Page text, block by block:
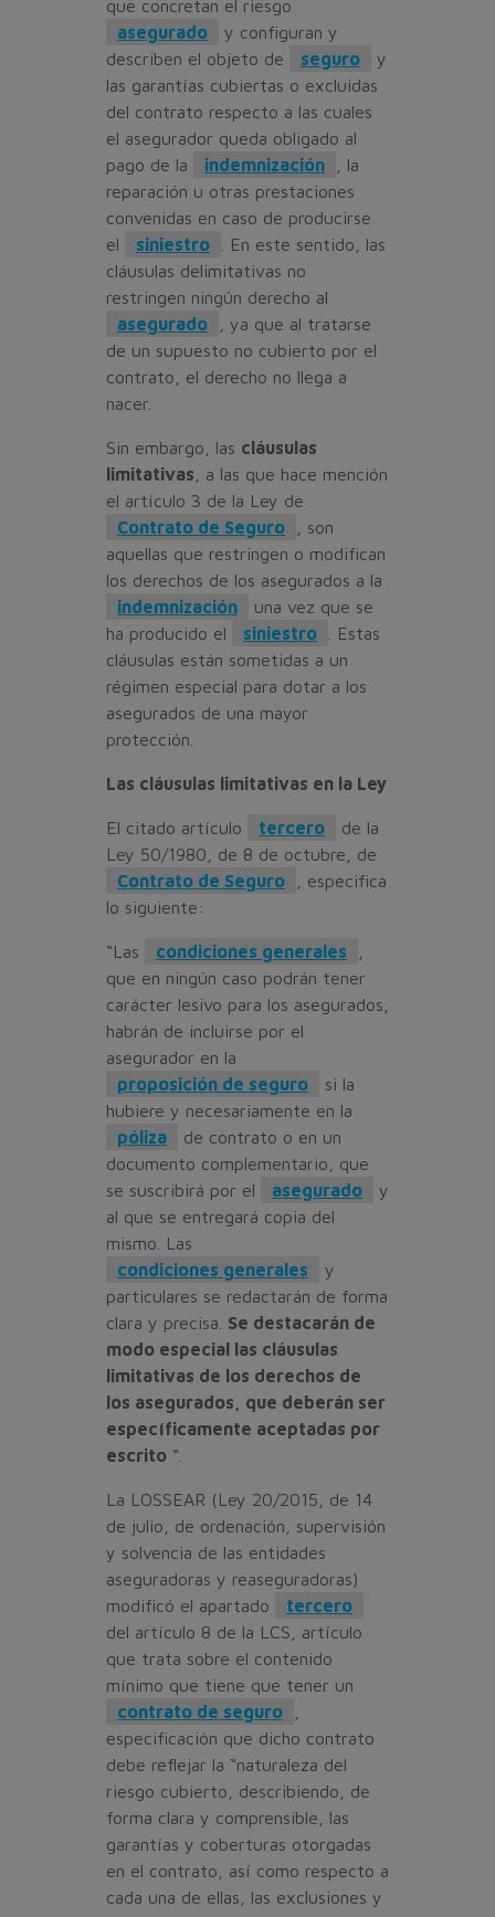
que concretan el riesgo
asegurado
y configuran y
describen el objeto de
seguro
y
las garantías cubiertas o excluidas
del contrato respecto a las cuales
el asegurador queda obligado al
pago de la
indemnización
, la
reparación u otras prestaciones
convenidas en caso de producirse
el
siniestro
. En este sentido, las
cláusulas delimitativas no
restringen ningún derecho al
asegurado
, ya que al tratarse
de un supuesto no cubierto por el
contrato, el derecho no llega a
nacer.
Sin embargo, las cláusulas
limitativas , a las que hace mención
el artículo 3 de la Ley de
Contrato de Seguro
, son
aquellas que restringen o modifican
los derechos de los asegurados a la
indemnización
una vez que se
ha producido el
siniestro
. Estas
cláusulas están sometidas a un
régimen especial para dotar a los
asegurados de una mayor
protección.
Las cláusulas limitativas en la Ley
El citado artículo tercero
de la
Ley 50/1980, de 8 de octubre, de
Contrato de Seguro
, especifica
lo siguiente:
“Las condiciones generales
que en ningún caso podrán tener
carácter lesivo para los asegurados,
habrán de incluirse por el
asegurador en la
proposición de seguro
si la
hubiere y necesariamente en la
póliza
de contrato o en un
documento complementario, que
se suscribirá por el
asegurado
y
al que se entregará copia del
mismo. Las
condiciones generales
y
particulares se redactarán de forma
clara y precisa. Se destacarán de
modo especial las cláusulas
limitativas de los derechos de
los asegurados, que deberán ser
específicamente aceptadas por
escrito “.
La LOSSEAR (Ley 20/2015, de 14
de julio, de ordenación, supervisión
y solvencia de las entidades
aseguradoras y reaseguradoras)
modificó el apartado
tercero
del artículo 8 de la LCS, artículo
que trata sobre el contenido
mínimo que tiene que tener un
contrato de seguro
especificación que dicho contrato
debe reflejar la “naturaleza del
riesgo cubierto, describiendo, de
forma clara y comprensible, las
garantías y coberturas otorgadas
en el contrato, así como respecto a
cada una de ellas, las exclusiones y